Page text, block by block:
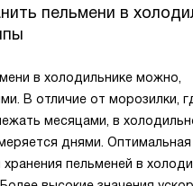
пельмени в
в холодильнике можно,
В отличие от морозилки,
месяцами, в
днями. Оптимальная
хранения пельменей в